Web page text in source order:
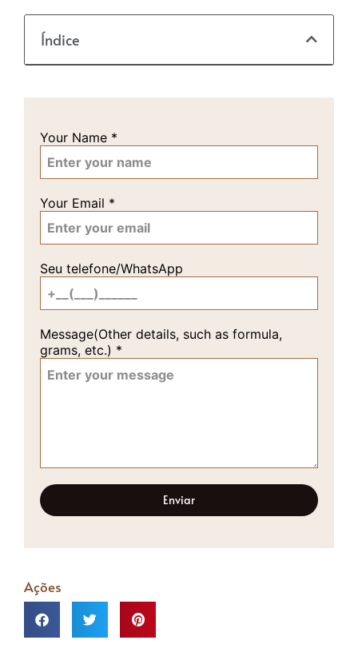
Índice
Your Name *
Your Email *
Seu telefone/WhatsApp
Message(Other details, such as formula,
grams, etc.) *
Enviar
Ações